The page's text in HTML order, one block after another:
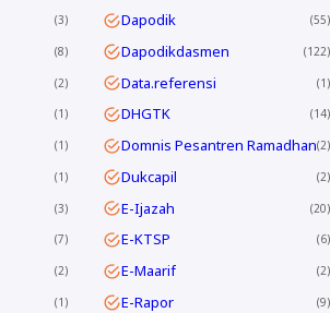
3 Dapodik 55
8 Dapodikdasmen 122
2 Data.referensi 1
1 DHGTK 14
1 Domnis Pesantren Ramadhan 2
1 Dukcapil 2
3 E-Ijazah 20
7 E-KTSP 6
2 E-Maarif 2
1 E-Rapor 9